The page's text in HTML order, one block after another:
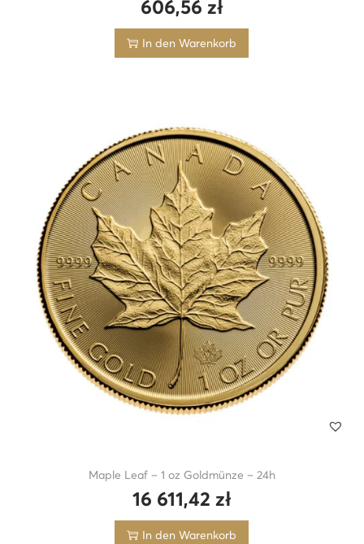
606,56 zł
In den Warenkorb
Maple Leaf – 1 oz Goldmünze – 24h
16 611,42 zł
In den Warenkorb